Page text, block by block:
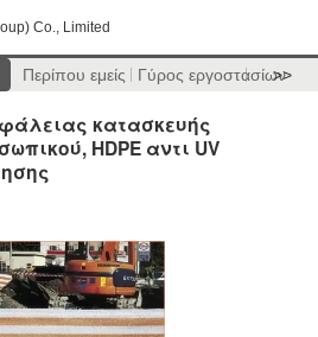
Co., Limited
Περίπου εμείς Γύρος εργοστασίων
>>
κατασκευής
HDPE αντι UV